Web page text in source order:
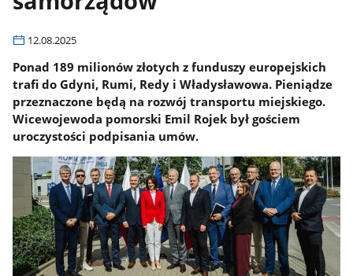
12.08.2025
Ponad 189 milionów złotych z funduszy europejskich
trafi do Gdyni, Rumi, Redy i Władysławowa. Pieniądze
przeznaczone będą na rozwój transportu miejskiego.
Wicewojewoda pomorski Emil Rojek był gościem
uroczystości podpisania umów.